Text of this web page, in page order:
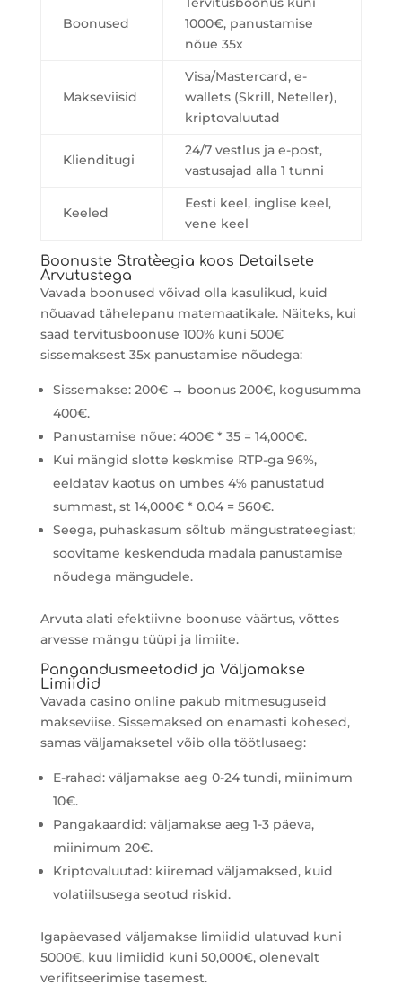
Boonused
1000€, panustamise
nõue 35x
Makseviisid
Visa/Mastercard, e-
wallets (Skrill, Neteller),
kriptovaluutad
Klienditugi
24/7 vestlus ja e-post,
vastusajad alla 1 tunni
Keeled
Eesti keel, inglise keel,
vene keel
Boonuste Stratèegia koos Detailsete
Arvutustega
Vavada boonused võivad olla kasulikud, kuid
nõuavad tähelepanu matemaatikale. Näiteks, kui
saad tervitusboonuse 100% kuni 500€
sissemaksest 35x panustamise nõudega:
Sissemakse: 200€ → boonus 200€, kogusumma
400€.
Panustamise nõue: 400€ * 35 = 14,000€.
Kui mängid slotte keskmise RTP-ga 96%,
eeldatav kaotus on umbes 4% panustatud
summast, st 14,000€ * 0.04 = 560€.
Seega, puhaskasum sõltub mängustrateegiast;
soovitame keskenduda madala panustamise
nõudega mängudele.
Arvuta alati efektiivne boonuse väärtus, võttes
arvesse mängu tüüpi ja limiite.
Pangandusmeetodid ja Väljamakse
Limiidid
Vavada casino online pakub mitmesuguseid
makseviise. Sissemaksed on enamasti kohesed,
samas väljamaksetel võib olla töötlusaeg:
E-rahad: väljamakse aeg 0-24 tundi, miinimum
10€.
Pangakaardid: väljamakse aeg 1-3 päeva,
miinimum 20€.
Kriptovaluutad: kiiremad väljamaksed, kuid
volatiilsusega seotud riskid.
Igapäevased väljamakse limiidid ulatuvad kuni
5000€, kuu limiidid kuni 50,000€, olenevalt
verifitseerimise tasemest.